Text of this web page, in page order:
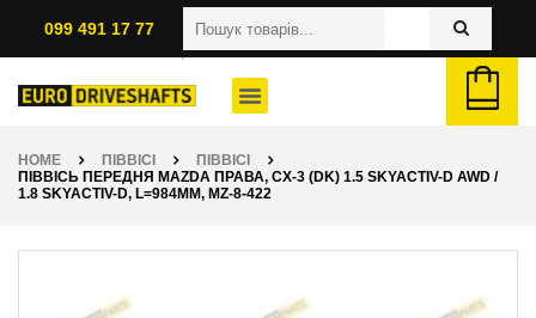
099 491 17 77
HOME ПІВВІСІ
ПІВВІСІ
ПІВВІСЬ ПЕРЕДНЯ MAZDA ПРАВА, CX-3 (DK) 1.5 SKYACTIV-D AWD /
1.8 SKYACTIV-D, L=984ММ, MZ-8-422